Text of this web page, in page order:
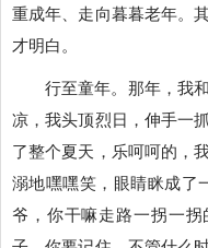
重成年、走向暮暮老年。
才明白。
行至童年。那年，我
凉，我头顶烈日，伸手一
了整个夏天，乐呵呵的，
溺地嘿嘿笑，眼睛眯成了
爷，你干嘛走路一拐一